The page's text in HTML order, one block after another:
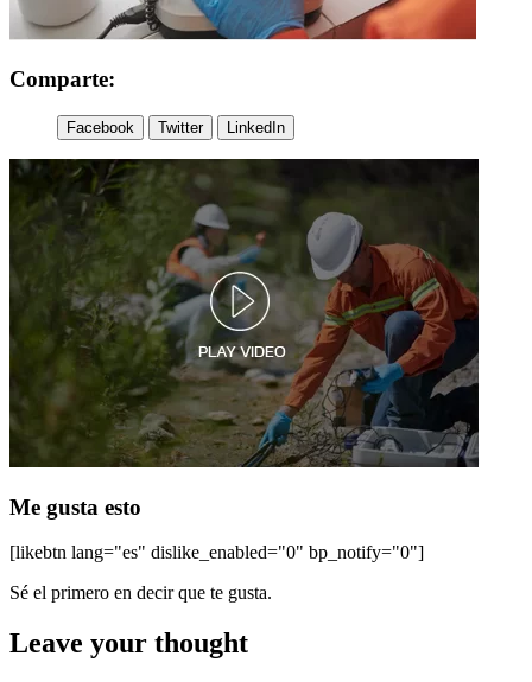
Comparte:
Facebook Twitter LinkedIn
Me gusta esto
[likebtn lang="es" dislike_enabled="0" bp_notify="0"]
Sé el primero en decir que te gusta.
Leave your thought